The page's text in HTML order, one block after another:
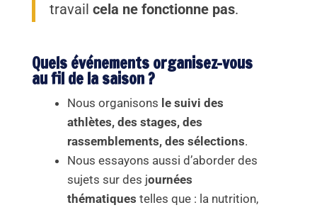
travailcela ne fonctionne pas.
Quels événements organisez-vous
au fil de la saison ?
Nous organisons le suivi des
athlètes, des stages, des
rassemblements, des sélections.
Nous essayons aussi d’aborder des
sujets sur des journées
thématiquestelles que : la nutrition,